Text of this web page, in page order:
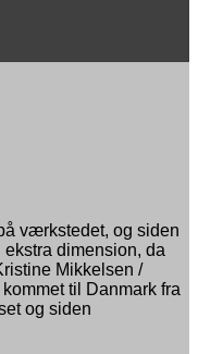
værkstedet, og siden
dimension, da
Mikkelsen /
til Danmark fra
og siden